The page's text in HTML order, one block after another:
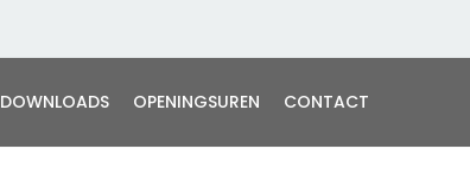
DOWNLOADS OPENINGSUREN CONTACT